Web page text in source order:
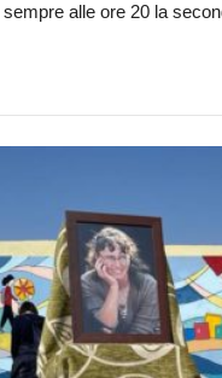
sempre alle ore 20 la